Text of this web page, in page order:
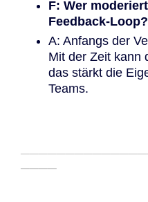
F: Wer
Feedback-Loop?
A: Anfangs der
Mit der Zeit
das stärkt die
Teams.
────